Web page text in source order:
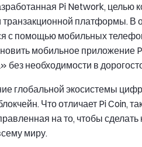
Pi Network, целью
платформы. В
с помощью мобильных
мобильное приложение
необходимости в
глобальной экосистемы
Что отличает Pi Coin,
на то, чтобы
миру.